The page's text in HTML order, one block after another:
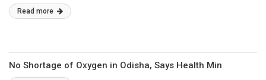
Read more
No Shortage of Oxygen in Odisha, Says Health Min